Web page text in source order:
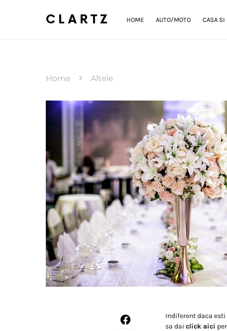
CLARTZ HOME AUTO/MOTO CASA SI
Home Altele
Indiferent daca
sa dai click aici